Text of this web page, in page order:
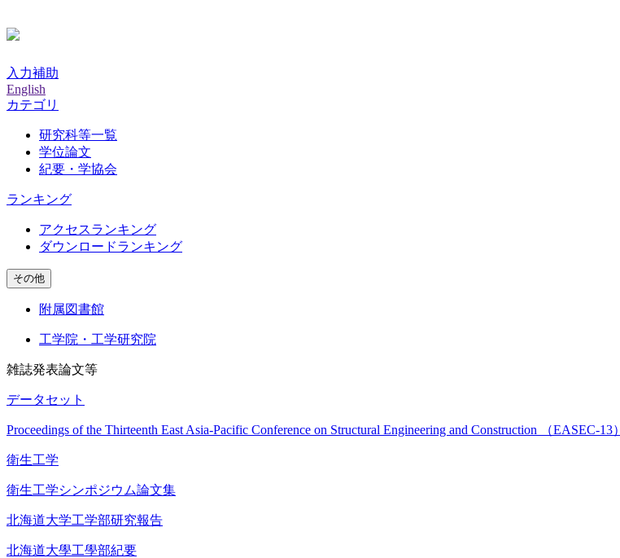
入力補助
English
カテゴリ
研究科等一覧
学位論文
紀要・学協会
ランキング
アクセスランキング
ダウンロードランキング
その他
附属図書館
工学院・工学研究院
雑誌発表論文等
データセット
Proceedings of the Thirteenth East Asia-Pacific Conference on Structural Engineering and Construction （EASEC-13）
衛生工学
衛生工学シンポジウム論文集
北海道大学工学部研究報告
北海道大學工學部紀要